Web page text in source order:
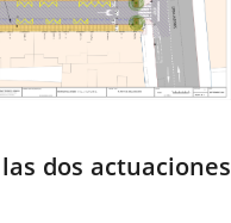
dos actuaciones